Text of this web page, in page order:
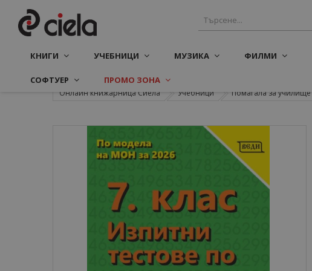
КНИГИ УЧЕБНИЦИ МУЗИКА ФИЛМИ
СОФТУЕР ПРОМО ЗОНА
Онлайн книжарница Сиела Учебници Помагала за училище